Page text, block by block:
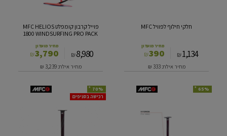
חלקי חילוף לפוויל MFC
מחיר מועדון
390
₪ 1,134
₪
מחיר אילת: 333 ₪
PACK
פוייל קרבון קומפלט MFC HELIOS
1800 WINDSURFING PRO PACK
מחיר מועדון
3,790
₪ 8,980
₪
מחיר אילת: 3,239 ₪
65%
*
פוייל
רכישה בסניפים
70%
*